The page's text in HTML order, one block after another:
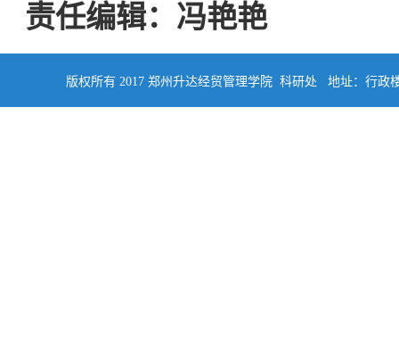
责任编辑：冯艳艳
版权所有 2017 郑州升达经贸管理学院 科研处 地址：行政